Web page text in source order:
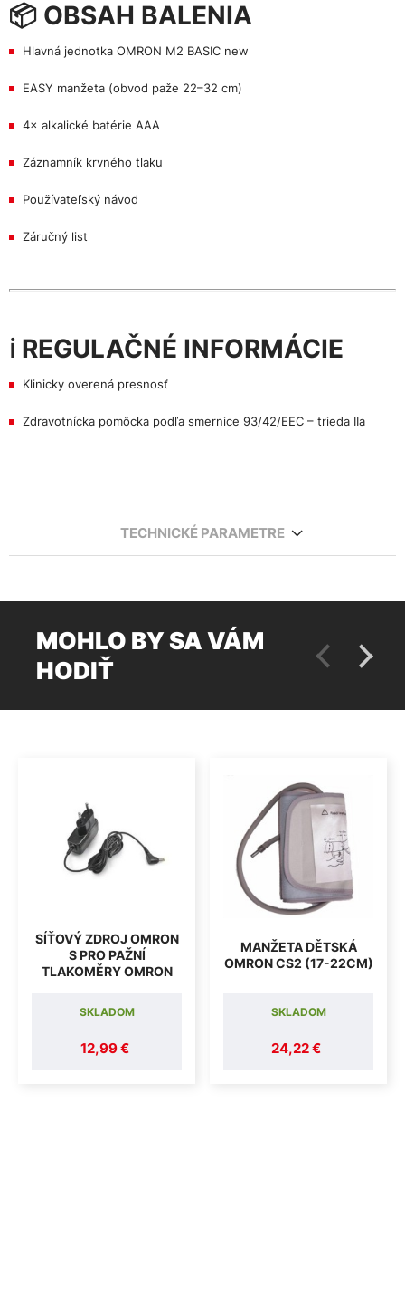
📦 OBSAH BALENIA
Hlavná jednotka OMRON M2 BASIC new
EASY manžeta (obvod paže 22–32 cm)
4× alkalické batérie AAA
Záznamník krvného tlaku
Používateľský návod
Záručný list
ℹ️ REGULAČNÉ INFORMÁCIE
Klinicky overená presnosť
Zdravotnícka pomôcka podľa smernice 93/42/EEC – trieda IIa
TECHNICKÉ PARAMETRE
MOHLO BY SA VÁM
HODIŤ
SÍŤOVÝ ZDROJ OMRON
S PRO PAŽNÍ
TLAKOMĚRY OMRON
12,99 €
SKLADOM
MANŽETA DĚTSKÁ
OMRON CS2 (17-22CM)
24,22 €
SKLADOM